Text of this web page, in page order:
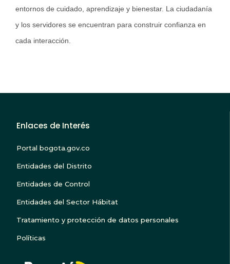
entornos de cuidado, aprendizaje y bienestar. La ciudadanía
y los servidores se encuentran para construir confianza en
cada interacción.
Enlaces de Interés
Portal bogota.gov.co
Entidades del Distrito
Entidades de Control
Entidades del Sector Hábitat
Tratamiento y protección de datos personales
Políticas